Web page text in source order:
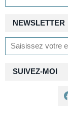
NEWSLETTER
SUIVEZ-MOI